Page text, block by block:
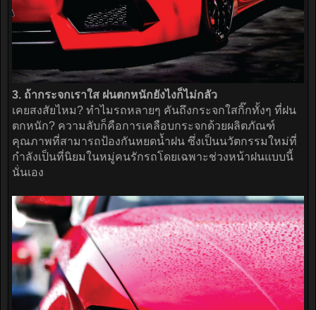
3. ถ้ากระจกเราใส ฝนตกหนักยังไงก็ไม่กลัว
เคยสงสัยไหม? ทำไมรถหลายๆ คันถึงกระจกใสกิ๊กทั้งๆ ที่ฝน
ตกหนัก? ความลับก็คือการเคลือบกระจกด้วยผลิตภัณฑ์
คุณภาพที่สามารถป้องกันหยดน้ำฝน ซึ่งเป็นนวัตกรรมใหม่ที่
กำลังเป็นที่นิยมในหมู่คนรักรถโดยเฉพาะช่วงหน้าฝนแบบนี้
นั่นเอง